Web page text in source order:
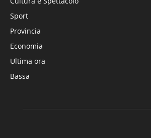
Sport
Provincia
Economia
Ultima ora
Bassa